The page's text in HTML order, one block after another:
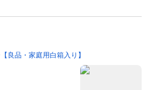
良品・家庭用白箱入り】